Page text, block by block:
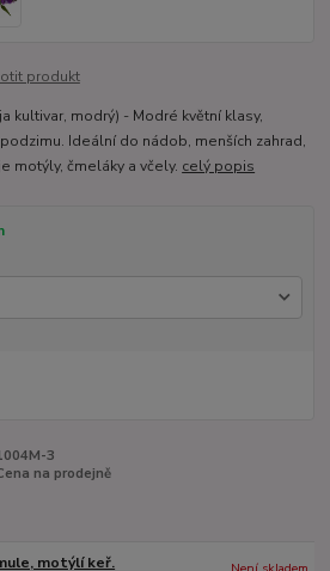
produkt
kultivar, modrý) - Modré květní klasy,
Ideální do nádob, menších zahrad,
motýly, čmeláky a včely. celý popis
3
na prodejně
motýlí keř.